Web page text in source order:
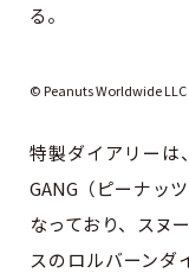
る。
© Peanuts Worldwide LLC
特製ダイアリーは
GANG（ピーナッ
なっており、スヌ
スのロルバーンダ